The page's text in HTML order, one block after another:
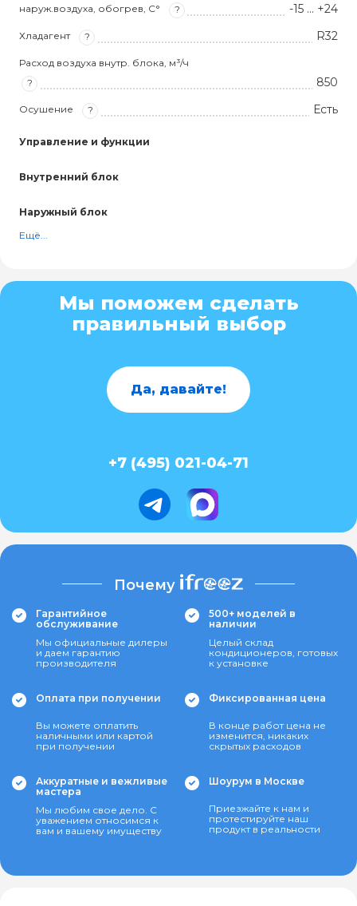
наруж.воздуха, обогрев, С° ? -15 … +24
Хладагент ? R32
Расход воздуха внутр. блока, м³/ч
?
850
Осушение ? Есть
Управление и функции
Внутренний блок
Наружный блок
Ещё...
Мы поможем сделать
правильный выбор
Да, давайте!
+7 (495) 021-04-71
Почему
Гарантийное
обслуживание
Мы официальные дилеры
и даем гарантию
производителя
500+ моделей в
наличии
Целый склад
кондиционеров, готовых
к установке
Оплата при получении
Вы можете оплатить
наличными или картой
при получении
Фиксированная цена
В конце работ цена не
изменится, никаких
скрытых расходов
Аккуратные и вежливые
мастера
Мы любим свое дело. С
уважением относимся к
вам и вашему имуществу
Шоурум в Москве
Приезжайте к нам и
протестируйте наш
продукт в реальности